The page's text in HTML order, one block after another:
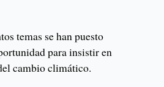
temas se han puesto
para insistir en
cambio climático.